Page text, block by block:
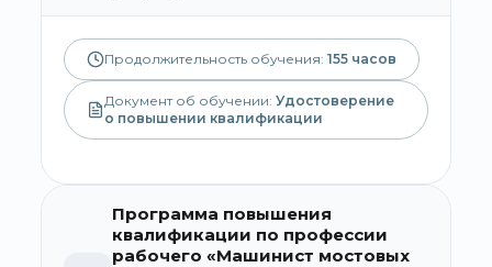
Продолжительность обучения: 155 часов
Документ об обучении: Удостоверение
о повышении квалификации
Программа повышения
квалификации по профессии
рабочего «Машинист мостовых